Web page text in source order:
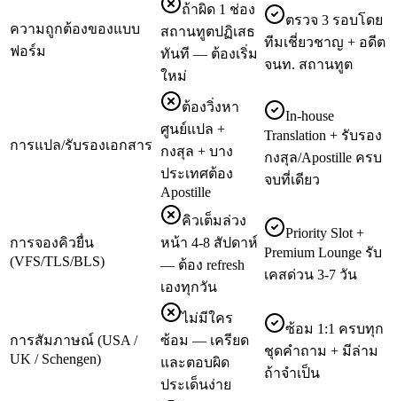
ความถูกต้องของแบบ
ฟอร์ม
ถ้าผิด 1 ช่อง
สถานทูตปฏิเสธ
ทันที — ต้องเริ่ม
ใหม่
ตรวจ 3 รอบโดย
ทีมเชี่ยวชาญ + อดีต
จนท. สถานทูต
การแปล/รับรองเอกสาร
ต้องวิ่งหา
ศูนย์แปล +
กงสุล + บาง
ประเทศต้อง
Apostille
In-house
Translation + รับรอง
กงสุล/Apostille ครบ
จบที่เดียว
การจองคิวยื่น
(VFS/TLS/BLS)
คิวเต็มล่วง
หน้า 4-8 สัปดาห์
— ต้อง refresh
เองทุกวัน
Priority Slot +
Premium Lounge รับ
เคสด่วน 3-7 วัน
การสัมภาษณ์ (USA /
UK / Schengen)
ไม่มีใคร
ซ้อม — เครียด
และตอบผิด
ประเด็นง่าย
ซ้อม 1:1 ครบทุก
ชุดคำถาม + มีล่าม
ถ้าจำเป็น